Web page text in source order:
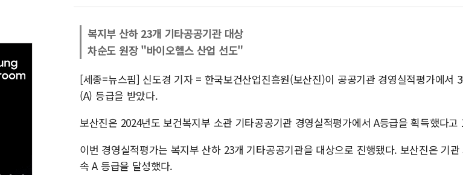
뉴욕증시 개장
금값 7주 만에
러, 1인칭시점
[베트남 증시]
'월가의 황제'
복지부 산하 23개 기타공공기관 대상
차순도 원장 "바이오헬스 산업 선도"
[세종=뉴스핌] 신도경 기자 = 한국보건산업진흥원(보산진)이 공공기관 경영실적평가에서
(A) 등급을 받았다.
보산진은 2024년도 보건복지부 소관 기타공공기관 경영실적평가에서 A등급을 획득했다고
이번 경영실적평가는 복지부 산하 23개 기타공공기관을 대상으로 진행됐다. 보산진은 기
속 A 등급을 달성했다.